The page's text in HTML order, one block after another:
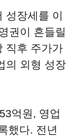
성장세를 이
권이 흔들릴
직후 주가가
의 외형 성장
억원, 영업
했다. 전년